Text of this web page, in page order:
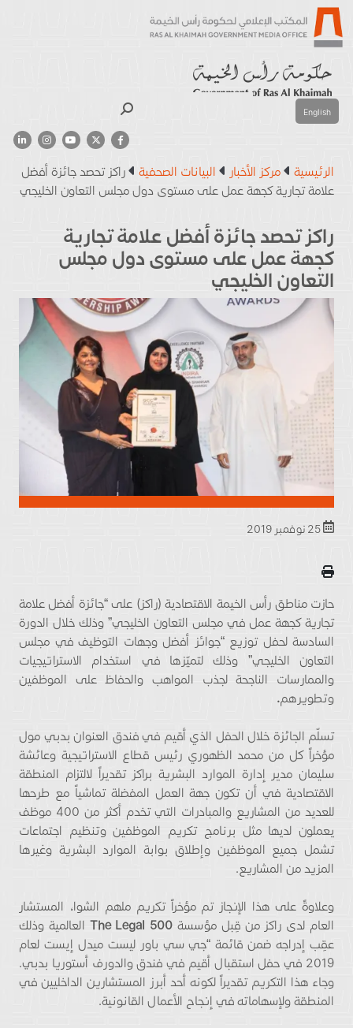
English
الرئيسية مركز الأخبار البيانات الصحفية
راكز تحصد جائزة أفضل
علامة تجارية كجهة عمل على مستوى دول مجلس التعاون الخليجي
راكز تحصد جائزة أفضل علامة تجارية
كجهة عمل على مستوى دول مجلس
التعاون الخليجي
حازت مناطق رأس الخيمة الاقتصادية (راكز) على “جائزة أفضل علامة
تجارية كجهة عمل في مجلس التعاون الخليجي” وذلك خلال الدورة
السادسة لحفل توزيع “جوائز أفضل وجهات التوظيف في مجلس
التعاون الخليجي” وذلك لتميّزها في استخدام الاستراتيجيات
والممارسات الناجحة لجذب المواهب والحفاظ على الموظفين
وتطويرهم.
تسلّم الجائزة خلال الحفل الذي أقيم في فندق العنوان بدبي مول
مؤخراً كل من محمد الظهوري رئيس قطاع الاستراتيجية وعائشة
سليمان مدير إدارة الموارد البشرية براكز تقديراً لالتزام المنطقة
الاقتصادية في أن تكون جهة العمل المفضلة تماشياً مع طرحها
للعديد من المشاريع والمبادرات التي تخدم أكثر من 400 موظف
يعملون لديها مثل برنامج تكريم الموظفين وتنظيم اجتماعات
تشمل جميع الموظفين وإطلاق بوابة الموارد البشرية وغيرها
المزيد من المشاريع.
وعلاوةً على هذا الإنجاز تم مؤخراً تكريم ملهم الشوا، المستشار
العام لدى راكز من قِبل مؤسسة The Legal 500 العالمية وذلك
عقِب إدراجه ضمن قائمة “جي سي باور ليست ميدل إيست لعام
2019 في حفل استقبال أقيم في فندق والدورف أستوريا بدبي.
وجاء هذا التكريم تقديراً لكونه أحد أبرز المستشارين الداخليين في
المنطقة ولإسهاماته في إنجاح الأعمال القانونية.